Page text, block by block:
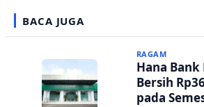
BACA JUGA
RAGAM
Hana Bank
Bersih
pada